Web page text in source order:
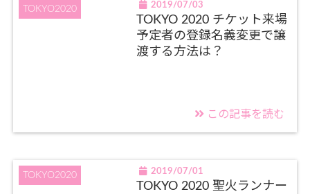
TOKYO2020 2019/07/03
TOKYO 2020 チケット来場
予定者の登録名義変更で譲
渡する方法は？
この記事を読む
TOKYO2020 2019/07/01
TOKYO 2020 聖火ランナー